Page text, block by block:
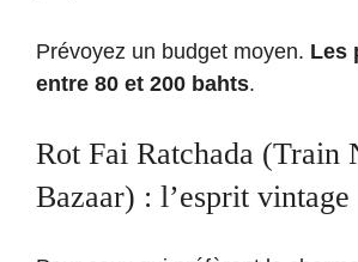
Prévoyez un budget moyen. Les
entre 80 et 200 bahts.
Rot Fai Ratchada (Train
Bazaar) : l’esprit vintage